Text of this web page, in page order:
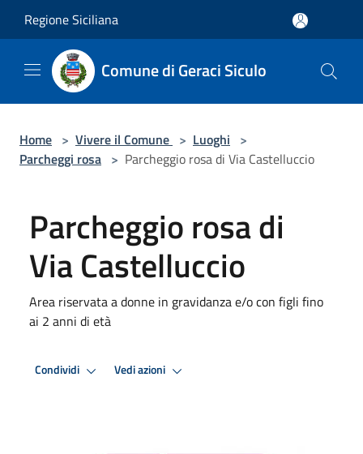
Regione Siciliana
Comune di Geraci Siculo
Home > Vivere il Comune > Luoghi >
Parcheggi rosa > Parcheggio rosa di Via Castelluccio
Parcheggio rosa di
Via Castelluccio
Area riservata a donne in gravidanza e/o con figli fino
ai 2 anni di età
Condividi Vedi azioni